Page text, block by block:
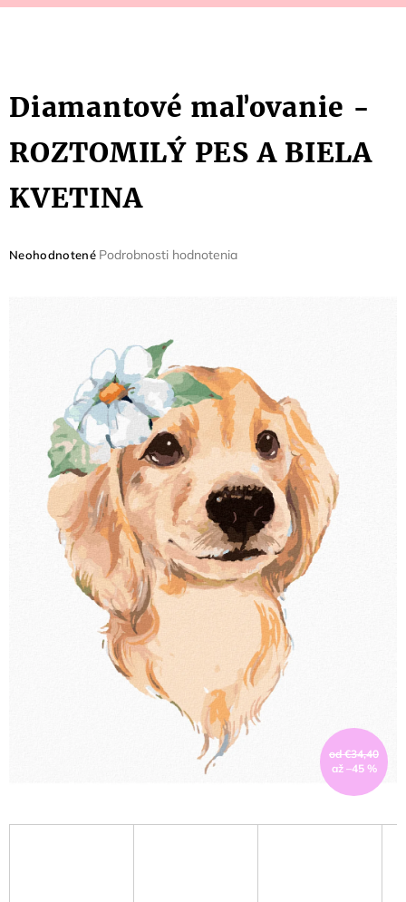
Diamantové maľovanie -
ROZTOMILÝ PES A BIELA
KVETINA
Priemerné
Neohodnotené Podrobnosti hodnotenia
od €34,40
až –45 %